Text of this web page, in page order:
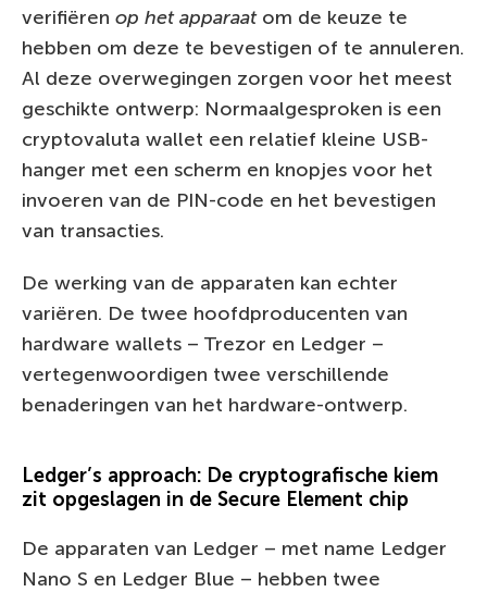
verifiëren op het apparaatom de keuze te
hebben om deze te bevestigen of te annuleren.
Al deze overwegingen zorgen voor het meest
geschikte ontwerp: Normaalgesproken is een
cryptovaluta wallet een relatief kleine USB-
hanger met een scherm en knopjes voor het
invoeren van de PIN-code en het bevestigen
van transacties.
De werking van de apparaten kan echter
variëren. De twee hoofdproducenten van
hardware wallets – Trezor en Ledger –
vertegenwoordigen twee verschillende
benaderingen van het hardware-ontwerp.
Ledger’s approach: De cryptografische kiem
zit opgeslagen in de Secure Element chip
De apparaten van Ledger – met name Ledger
Nano S en Ledger Blue – hebben twee